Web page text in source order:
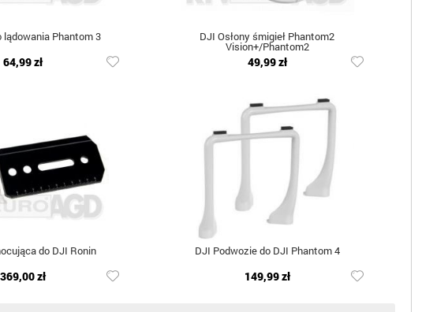
lądowania Phantom 3
64,99 zł
DJI Osłony śmigieł Phantom2
Vision+/Phantom2
49,99 zł
do DJI Ronin
369,00 zł
DJI Podwozie do DJI Phantom 4
149,99 zł